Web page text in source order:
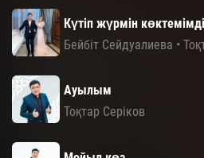
Күтіп жүрмін көктемімді
Бейбіт Сейдуалиева •
Ауылым
Тоқтар Серіков